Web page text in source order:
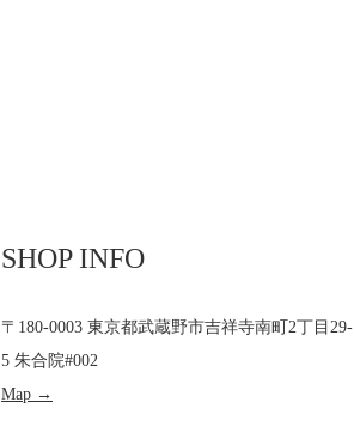
SHOP INFO
〒180-0003 東京都武蔵野市吉祥寺南町2丁目29-
5 朱合院#002
Map →